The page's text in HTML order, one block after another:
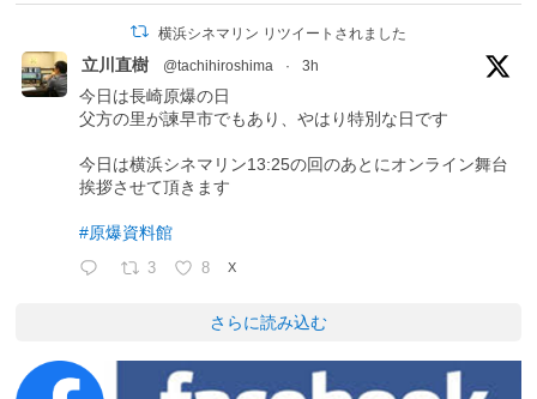
横浜シネマリン リツイートされました
立川直樹 @tachihiroshima · 3h
今日は長崎原爆の日
父方の里が諫早市でもあり、やはり特別な日です
今日は横浜シネマリン13:25の回のあとにオンライン舞台
挨拶させて頂きます
#原爆資料館
3 8 X
さらに読み込む